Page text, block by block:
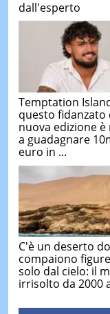
dall'esperto
Temptation
questo fidanzato
nuova edizione
a guadagnare
euro in ...
C'è un deserto
compaiono
solo dal cielo: il
irrisolto da 2000